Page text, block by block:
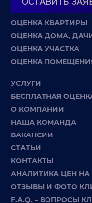
ОСТАВИТЬ
ОЦЕНКА КВАРТИРЫ
ОЦЕНКА ДОМА,
ОЦЕНКА УЧАСТКА
ОЦЕНКА
УСЛУГИ
БЕСПЛАТНАЯ
О КОМПАНИИ
НАША КОМАНДА
ВАКАНСИИ
СТАТЬИ
КОНТАКТЫ
АНАЛИТИКА ЦЕН НА
ОТЗЫВЫ И ФОТО
F.A.Q. – ВОПРОСЫ